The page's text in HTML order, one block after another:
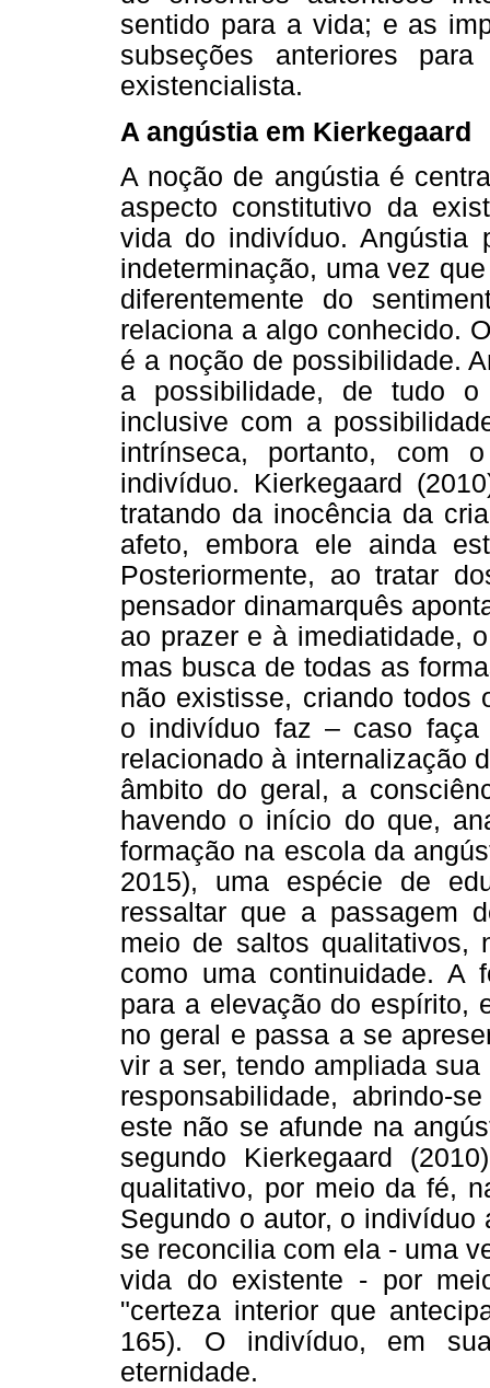
sentido para a vida; e as
subseções anteriores
existencialista.
A angústia em Kierkegaard
A noção de angústia é
aspecto constitutivo da
vida do indivíduo. Angústia
indeterminação, uma vez
diferentemente do
relaciona a algo conhecido.
é a noção de possibilidade.
a possibilidade, de tudo
inclusive com a
intrínseca, portanto, com
indivíduo. Kierkegaard
tratando da inocência da
afeto, embora ele ainda
Posteriormente, ao tratar
pensador dinamarquês
ao prazer e à imediatidade,
mas busca de todas as
não existisse, criando todos
o indivíduo faz – caso
relacionado à internalização
âmbito do geral, a
havendo o início do que,
formação na escola da
2015), uma espécie de
ressaltar que a passagem
meio de saltos qualitativos,
como uma continuidade. A
para a elevação do espírito,
no geral e passa a se
vir a ser, tendo ampliada
responsabilidade, abrindo-
este não se afunde na
segundo Kierkegaard
qualitativo, por meio da fé,
Segundo o autor, o indivíduo
se reconcilia com ela - uma
vida do existente - por
"certeza interior que
165). O indivíduo, em
eternidade.